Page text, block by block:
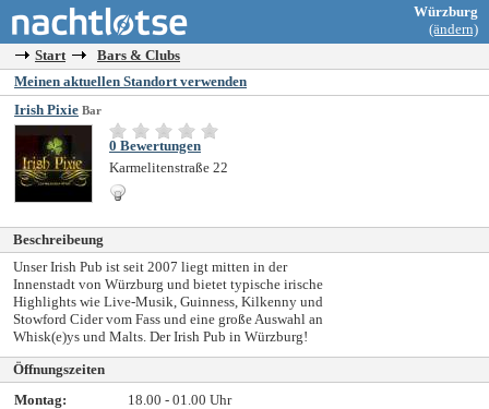
Würzburg
(ändern)
Start
Bars & Clubs
Meinen aktuellen Standort verwenden
Irish Pixie Bar
0 Bewertungen
Karmelitenstraße 22
Beschreibeung
Unser Irish Pub ist seit 2007 liegt mitten in der
Innenstadt von Würzburg und bietet typische irische
Highlights wie Live-Musik, Guinness, Kilkenny und
Stowford Cider vom Fass und eine große Auswahl an
Whisk(e)ys und Malts. Der Irish Pub in Würzburg!
Öffnungszeiten
Montag:
18.00 - 01.00 Uhr